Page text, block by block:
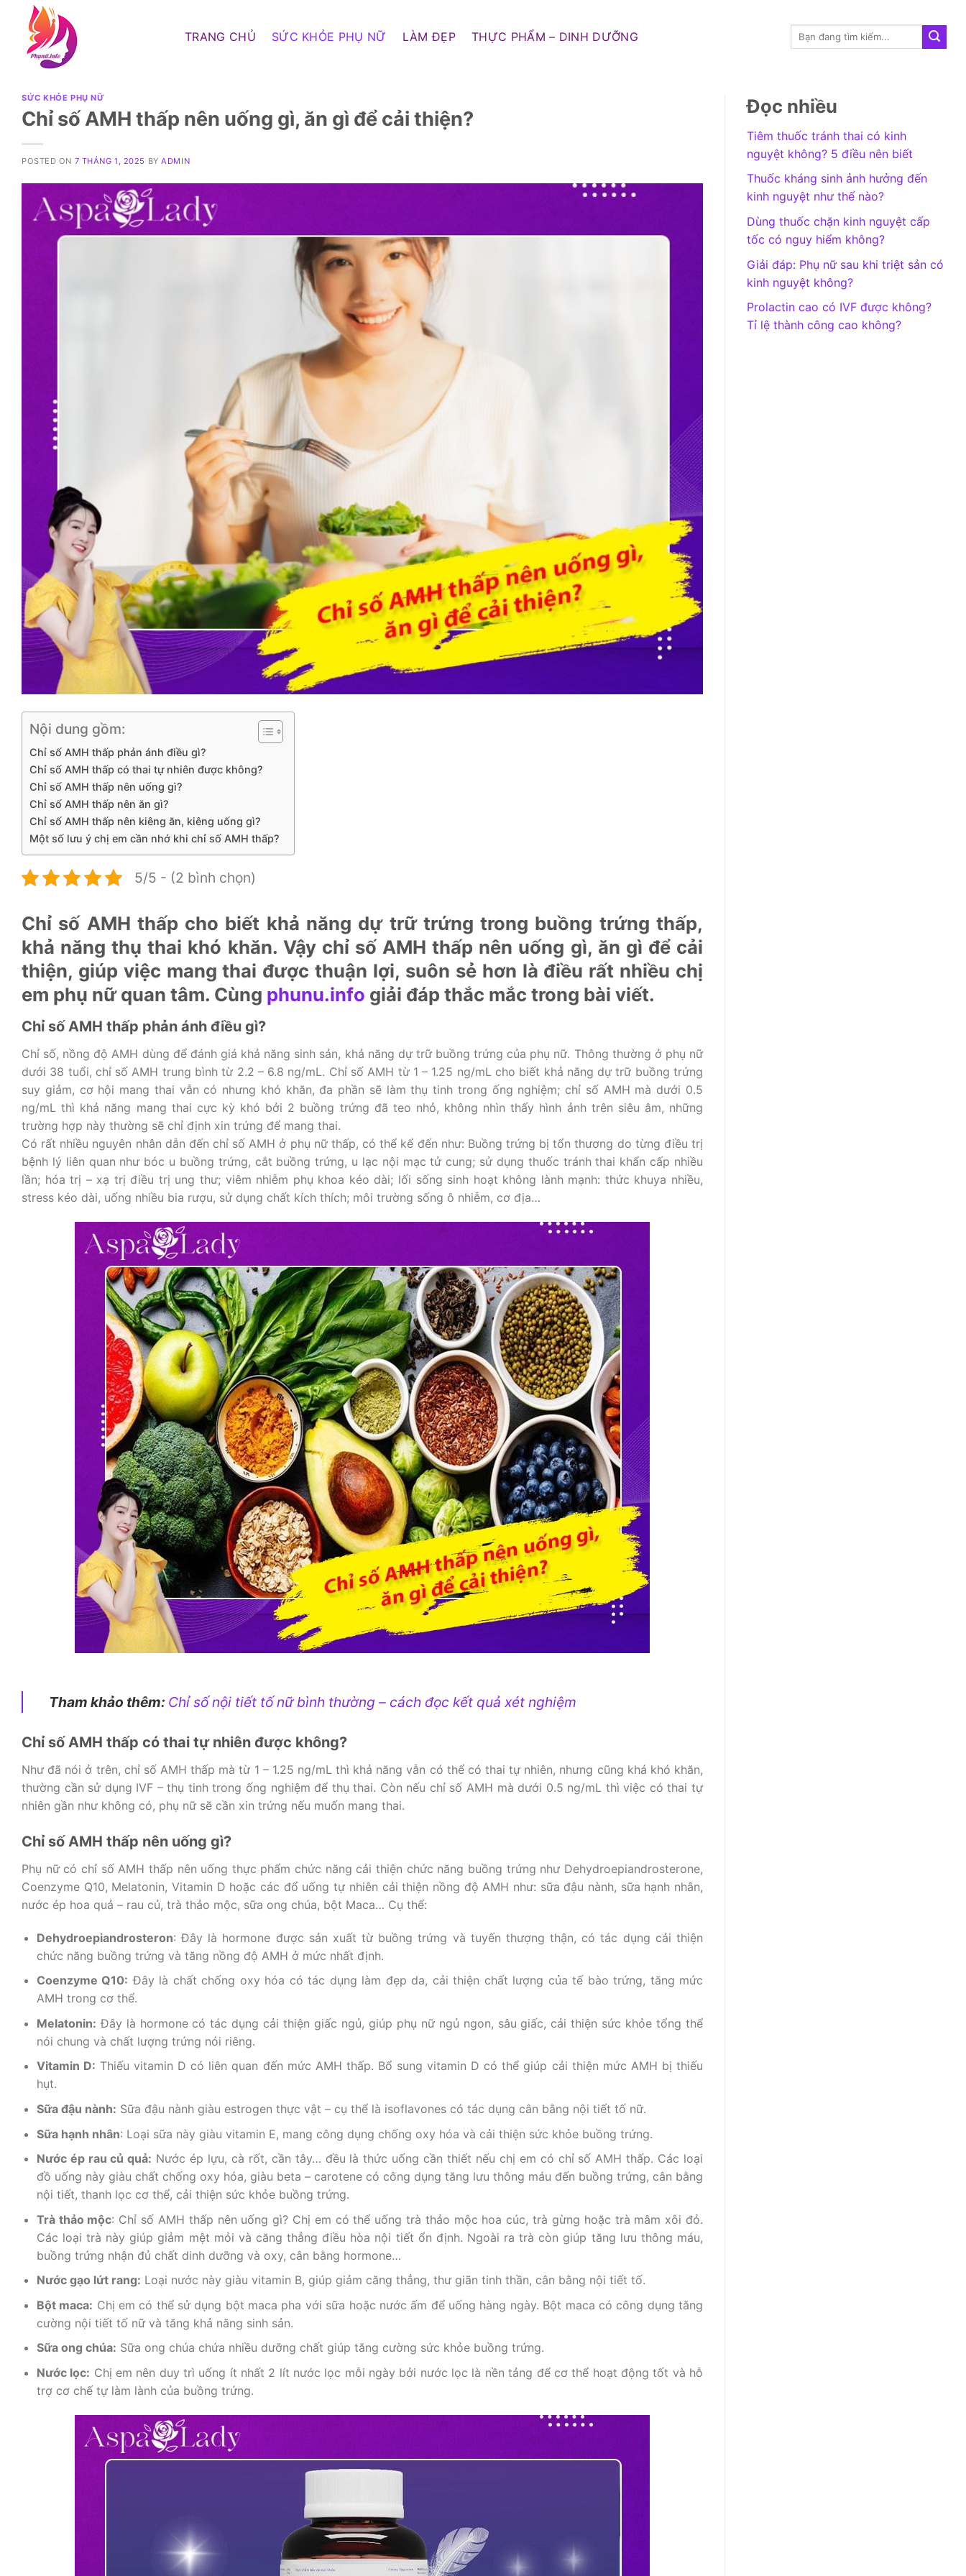
content
TRANG CHỦ SỨC KHỎE PHỤ NỮ LÀM ĐẸP THỰC PHẨM – DINH DƯỠNG
SỨC KHỎE PHỤ NỮ
Chỉ số AMH thấp nên uống gì, ăn gì để cải thiện?
POSTED ON 7 THÁNG 1, 2025 BYADMIN
Nội dung gồm:
Chỉ số AMH thấp phản ánh điều gì?
Chỉ số AMH thấp có thai tự nhiên được không?
Chỉ số AMH thấp nên uống gì?
Chỉ số AMH thấp nên ăn gì?
Chỉ số AMH thấp nên kiêng ăn, kiêng uống gì?
Một số lưu ý chị em cần nhớ khi chỉ số AMH thấp?
5/5 - (2 bình chọn)
Chỉ số AMH thấp cho biết khả năng dự trữ trứng trong buồng trứng thấp,
khả năng thụ thai khó khăn. Vậy chỉ số AMH thấp nên uống gì, ăn gì để cải
thiện, giúp việc mang thai được thuận lợi, suôn sẻ hơn là điều rất nhiều chị
em phụ nữ quan tâm. Cùng phunu.info giải đáp thắc mắc trong bài viết.
Chỉ số AMH thấp phản ánh điều gì?
Chỉ số, nồng độ AMH dùng để đánh giá khả năng sinh sản, khả năng dự trữ buồng trứng của phụ nữ. Thông thường ở phụ nữ
dưới 38 tuổi, chỉ số AMH trung bình từ 2.2 – 6.8 ng/mL. Chỉ số AMH từ 1 – 1.25 ng/mL cho biết khả năng dự trữ buồng trứng
suy giảm, cơ hội mang thai vẫn có nhưng khó khăn, đa phần sẽ làm thụ tinh trong ống nghiệm; chỉ số AMH mà dưới 0.5
ng/mL thì khả năng mang thai cực kỳ khó bởi 2 buồng trứng đã teo nhỏ, không nhìn thấy hình ảnh trên siêu âm, những
trường hợp này thường sẽ chỉ định xin trứng để mang thai.
Có rất nhiều nguyên nhân dẫn đến chỉ số AMH ở phụ nữ thấp, có thể kể đến như: Buồng trứng bị tổn thương do từng điều trị
bệnh lý liên quan như bóc u buồng trứng, cắt buồng trứng, u lạc nội mạc tử cung; sử dụng thuốc tránh thai khẩn cấp nhiều
lần; hóa trị – xạ trị điều trị ung thư; viêm nhiễm phụ khoa kéo dài; lối sống sinh hoạt không lành mạnh: thức khuya nhiều,
stress kéo dài, uống nhiều bia rượu, sử dụng chất kích thích; môi trường sống ô nhiễm, cơ địa…
Tham khảo thêm: Chỉ số nội tiết tố nữ bình thường – cách đọc kết quả xét nghiệm
Chỉ số AMH thấp có thai tự nhiên được không?
Như đã nói ở trên, chỉ số AMH thấp mà từ 1 – 1.25 ng/mL thì khả năng vẫn có thể có thai tự nhiên, nhưng cũng khá khó khăn,
thường cần sử dụng IVF – thụ tinh trong ống nghiệm để thụ thai. Còn nếu chỉ số AMH mà dưới 0.5 ng/mL thì việc có thai tự
nhiên gần như không có, phụ nữ sẽ cần xin trứng nếu muốn mang thai.
Chỉ số AMH thấp nên uống gì?
Phụ nữ có chỉ số AMH thấp nên uống thực phẩm chức năng cải thiện chức năng buồng trứng như Dehydroepiandrosterone,
Coenzyme Q10, Melatonin, Vitamin D hoặc các đổ uống tự nhiên cải thiện nồng độ AMH như: sữa đậu nành, sữa hạnh nhân,
nước ép hoa quả – rau củ, trà thảo mộc, sữa ong chúa, bột Maca… Cụ thể:
Dehydroepiandrosteron: Đây là hormone được sản xuất từ buồng trứng và tuyến thượng thận, có tác dụng cải thiện
chức năng buồng trứng và tăng nồng độ AMH ở mức nhất định.
Coenzyme Q10: Đây là chất chống oxy hóa có tác dụng làm đẹp da, cải thiện chất lượng của tế bào trứng, tăng mức
AMH trong cơ thể.
Melatonin: Đây là hormone có tác dụng cải thiện giấc ngủ, giúp phụ nữ ngủ ngon, sâu giấc, cải thiện sức khỏe tổng thể
nói chung và chất lượng trứng nói riêng.
Vitamin D: Thiếu vitamin D có liên quan đến mức AMH thấp. Bổ sung vitamin D có thể giúp cải thiện mức AMH bị thiếu
hụt.
Sữa đậu nành: Sữa đậu nành giàu estrogen thực vật – cụ thể là isoflavones có tác dụng cân bằng nội tiết tố nữ.
Sữa hạnh nhân: Loại sữa này giàu vitamin E, mang công dụng chống oxy hóa và cải thiện sức khỏe buồng trứng.
Nước ép rau củ quả: Nước ép lựu, cà rốt, cần tây… đều là thức uống cần thiết nếu chị em có chỉ số AMH thấp. Các loại
đồ uống này giàu chất chống oxy hóa, giàu beta – carotene có công dụng tăng lưu thông máu đến buồng trứng, cân bằng
nội tiết, thanh lọc cơ thể, cải thiện sức khỏe buồng trứng.
Trà thảo mộc: Chỉ số AMH thấp nên uống gì? Chị em có thể uống trà thảo mộc hoa cúc, trà gừng hoặc trà mâm xôi đỏ.
Các loại trà này giúp giảm mệt mỏi và căng thẳng điều hòa nội tiết ổn định. Ngoài ra trà còn giúp tăng lưu thông máu,
buồng trứng nhận đủ chất dinh dưỡng và oxy, cân bằng hormone…
Nước gạo lứt rang: Loại nước này giàu vitamin B, giúp giảm căng thẳng, thư giãn tinh thần, cân bằng nội tiết tố.
Bột maca: Chị em có thể sử dụng bột maca pha với sữa hoặc nước ấm để uống hàng ngày. Bột maca có công dụng tăng
cường nội tiết tố nữ và tăng khả năng sinh sản.
Sữa ong chúa: Sữa ong chúa chứa nhiều dưỡng chất giúp tăng cường sức khỏe buồng trứng.
Nước lọc: Chị em nên duy trì uống ít nhất 2 lít nước lọc mỗi ngày bởi nước lọc là nền tảng để cơ thể hoạt động tốt và hỗ
trợ cơ chế tự làm lành của buồng trứng.
Đọc nhiều
Tiêm thuốc tránh thai có kinh
nguyệt không? 5 điều nên biết
Thuốc kháng sinh ảnh hưởng đến
kinh nguyệt như thế nào?
Dùng thuốc chặn kinh nguyệt cấp
tốc có nguy hiểm không?
Giải đáp: Phụ nữ sau khi triệt sản có
kinh nguyệt không?
Prolactin cao có IVF được không?
Tỉ lệ thành công cao không?